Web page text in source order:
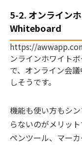
5-2. オンライン
Whiteboard
https://
ンラインホワイト
で、オンライン会
しそうです。
機能も使い方もシ
らないのがメリット
ペンツール、マー